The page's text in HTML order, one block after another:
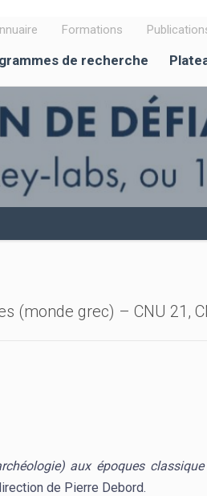
Formations
de recherche
(monde grec) – CNU 21,
aux époques
de Pierre Debord.